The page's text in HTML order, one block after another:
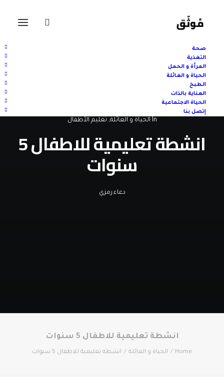
صحة
التغذية
المرأة و الحمل
الحياة و العائلة
الطبخ
العناية بالذات
الحياة الاجتماعية
إتصل بنا
In الحياة و العائلة, تعليم الأطفال
انشطة تعليمية للاطفال 5
سنوات
دعاء رمزي
انشطة تعليمية للاطفال 5 سنوات
Home الحياة و العائلة انشطة تعليمية للاطفال 5 سنوات